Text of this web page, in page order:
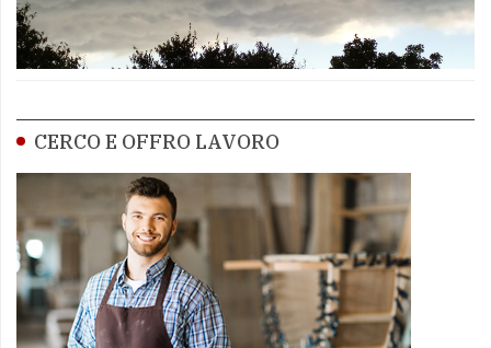
CERCO E OFFRO LAVORO